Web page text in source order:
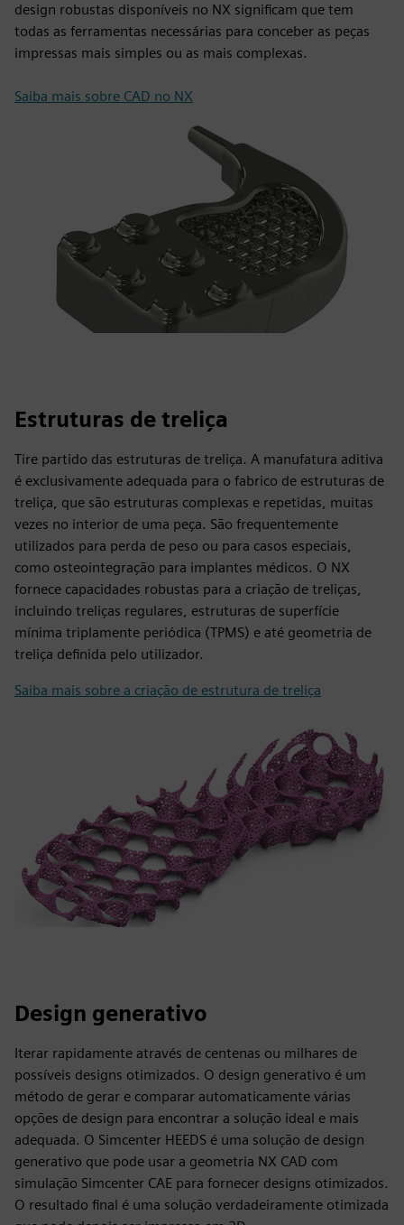
design robustas disponíveis no NX significam que tem
todas as ferramentas necessárias para conceber as peças
impressas mais simples ou as mais complexas.
Saiba mais sobre CAD no NX
Estruturas de treliça
Tire partido das estruturas de treliça. A manufatura aditiva
é exclusivamente adequada para o fabrico de estruturas de
treliça, que são estruturas complexas e repetidas, muitas
vezes no interior de uma peça. São frequentemente
utilizados para perda de peso ou para casos especiais,
como osteointegração para implantes médicos. O NX
fornece capacidades robustas para a criação de treliças,
incluindo treliças regulares, estruturas de superfície
mínima triplamente periódica (TPMS) e até geometria de
treliça definida pelo utilizador.
Saiba mais sobre a criação de estrutura de treliça
Design generativo
Iterar rapidamente através de centenas ou milhares de
possíveis designs otimizados. O design generativo é um
método de gerar e comparar automaticamente várias
opções de design para encontrar a solução ideal e mais
adequada. O Simcenter HEEDS é uma solução de design
generativo que pode usar a geometria NX CAD com
simulação Simcenter CAE para fornecer designs otimizados.
O resultado final é uma solução verdadeiramente otimizada